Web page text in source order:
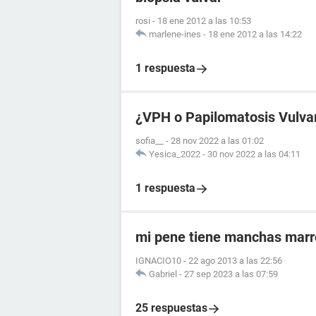
rosi - 18 ene 2012 a las 10:53
marlene-ines - 18 ene 2012 a las 14:22
1 respuesta
¿VPH o Papilomatosis
sofia__ - 28 nov 2022 a las 01:02
Yesica_2022 - 30 nov 2022 a las 04:11
1 respuesta
mi pene tiene manchas
IGNACIO10 - 22 ago 2013 a las 22:56
Gabriel - 27 sep 2023 a las 07:59
25 respuestas